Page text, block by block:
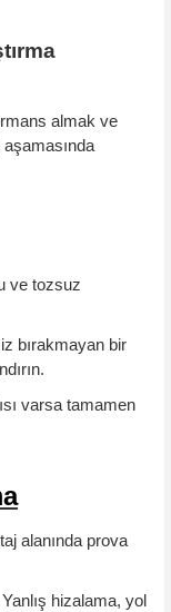
almak ve
ve tozsuz
bırakmayan bir
varsa tamamen
alanında prova
hizalama, yol